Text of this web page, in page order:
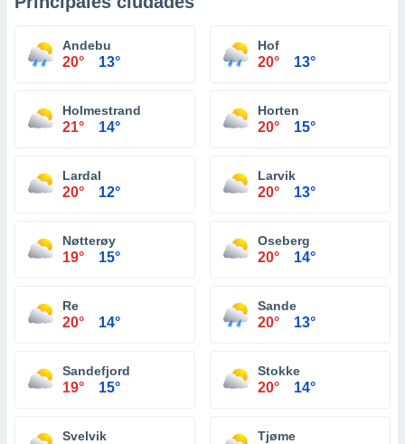
Andebu
20° 13°
Hof
20° 13°
Holmestrand
21° 14°
Horten
20° 15°
Lardal
20° 12°
Larvik
20° 13°
Nøtterøy
19° 15°
Oseberg
20° 14°
Re
20° 14°
Sande
20° 13°
Sandefjord
19° 15°
Stokke
20° 14°
Svelvik Tjøme